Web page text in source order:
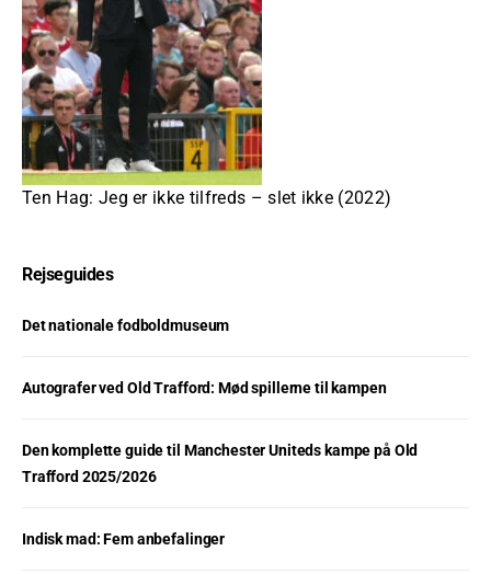
Ten Hag: Jeg er ikke tilfreds – slet ikke (2022)
Rejseguides
Det nationale fodboldmuseum
Autografer ved Old Trafford: Mød spillerne til kampen
Den komplette guide til Manchester Uniteds kampe på Old
Trafford 2025/2026
Indisk mad: Fem anbefalinger